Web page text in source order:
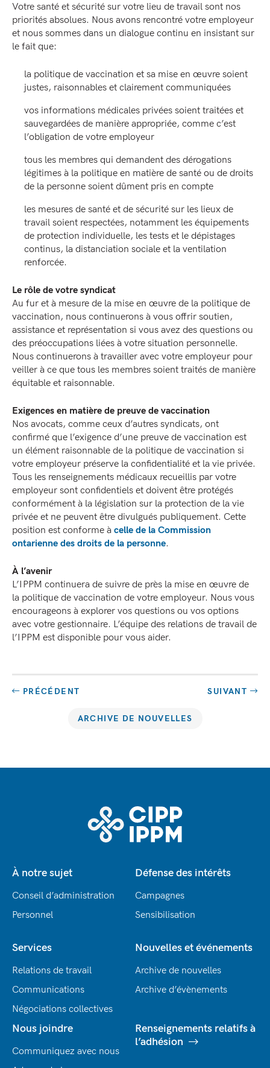
Votre santé et sécurité sur votre lieu de travail sont nos
priorités absolues. Nous avons rencontré votre employeur
et nous sommes dans un dialogue continu en insistant sur
le fait que:
la politique de vaccination et sa mise en œuvre soient
justes, raisonnables et clairement communiquées
vos informations médicales privées soient traitées et
sauvegardées de manière appropriée, comme c’est
l’obligation de votre employeur
tous les membres qui demandent des dérogations
légitimes à la politique en matière de santé ou de droits
de la personne soient dûment pris en compte
les mesures de santé et de sécurité sur les lieux de
travail soient respectées, notamment les équipements
de protection individuelle, les tests et le dépistages
continus, la distanciation sociale et la ventilation
renforcée.
Le rôle de votre syndicat
Au fur et à mesure de la mise en œuvre de la politique de
vaccination, nous continuerons à vous offrir soutien,
assistance et représentation si vous avez des questions ou
des préoccupations liées à votre situation personnelle.
Nous continuerons à travailler avec votre employeur pour
veiller à ce que tous les membres soient traités de manière
équitable et raisonnable.
Exigences en matière de preuve de vaccination
Nos avocats, comme ceux d’autres syndicats, ont
confirmé que l’exigence d’une preuve de vaccination est
un élément raisonnable de la politique de vaccination si
votre employeur préserve la confidentialité et la vie privée.
Tous les renseignements médicaux recueillis par votre
employeur sont confidentiels et doivent être protégés
conformément à la législation sur la protection de la vie
privée et ne peuvent être divulgués publiquement. Cette
position est conforme à celle de la Commission
ontarienne des droits de la personne.
À l’avenir
L’IPPM continuera de suivre de près la mise en œuvre de
la politique de vaccination de votre employeur. Nous vous
encourageons à explorer vos questions ou vos options
avec votre gestionnaire. L’équipe des relations de travail de
l’IPPM est disponible pour vous aider.
PRÉCÉDENT SUIVANT
ARCHIVE DE NOUVELLES
À notre sujet
Conseil d’administration
Personnel
Services
Relations de travail
Communications
Négociations collectives
Défense des intérêts
Campagnes
Sensibilisation
Nouvelles et événements
Archive de nouvelles
Archive d’évènements
Nous joindre
Communiquez avec nous
Renseignements relatifs à
l’adhésion